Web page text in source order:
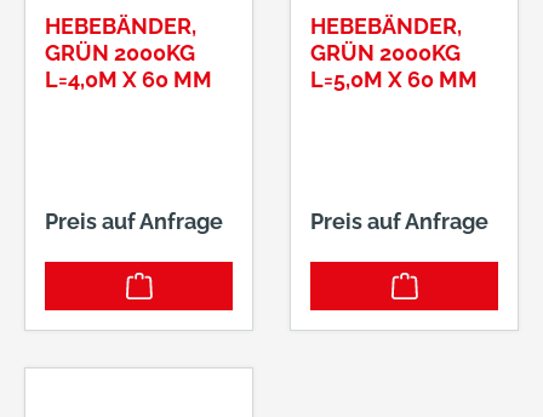
HEBEBÄNDER,
GRÜN 2000KG
L=4,0M X 60 MM
Preis auf Anfrage
HEBEBÄNDER,
GRÜN 2000KG
L=5,0M X 60 MM
Preis auf Anfrage